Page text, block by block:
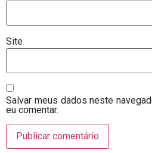
Site
Salvar meus dados neste
eu comentar.